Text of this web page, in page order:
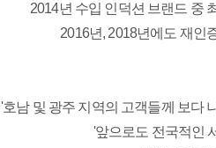
2014년 수입 인덕션 브랜드 중
2016년, 2018년에도 재인
'호남 및 광주 지역의 고객들께 보다
'앞으로도 전국적인